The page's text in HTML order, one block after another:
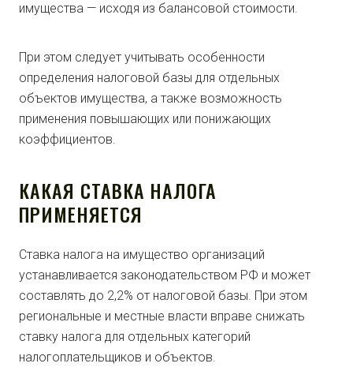
имущества — исходя из балансовой стоимости.
При этом следует учитывать особенности
определения налоговой базы для отдельных
объектов имущества, а также возможность
применения повышающих или понижающих
коэффициентов.
КАКАЯ СТАВКА НАЛОГА
ПРИМЕНЯЕТСЯ
Ставка налога на имущество организаций
устанавливается законодательством РФ и может
составлять до 2,2% от налоговой базы. При этом
региональные и местные власти вправе снижать
ставку налога для отдельных категорий
налогоплательщиков и объектов.